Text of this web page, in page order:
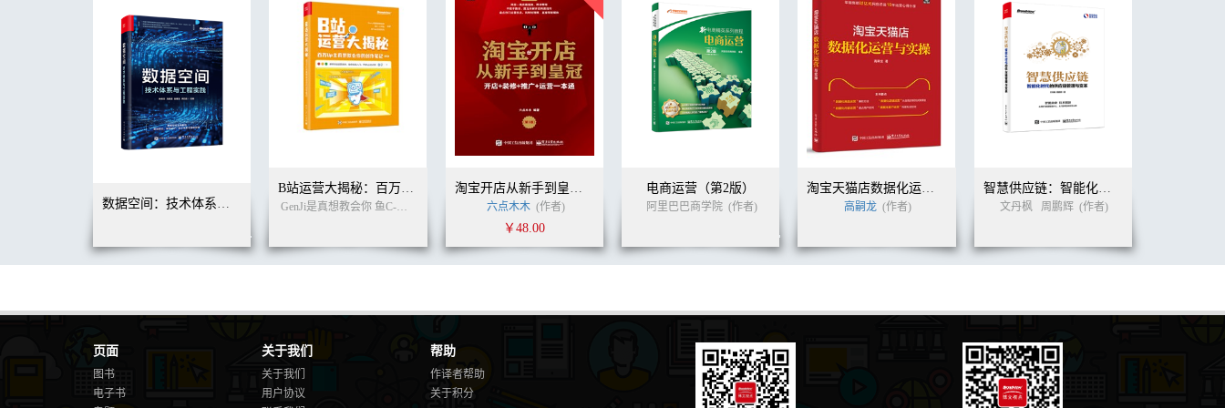
数据空间：技术体系与工程实践
B站运营大揭秘：百万Up主真想教会你的创作笔记
GenJi是真想教会你 鱼C-小甲鱼 阿Test正经比比 编著 (作者)
淘宝开店从新手到皇冠：开店+装修+推广+运营一本通（第3版）
六点木木 (作者)
￥48.00
电商运营（第2版）
阿里巴巴商学院 (作者)
淘宝天猫店数据化运营与实操
高嗣龙 (作者)
智慧供应链：智能化时代的供应链管理与变革
文丹枫 周鹏辉 (作者)
页面
图书
电子书
关于我们
关于我们
用户协议
帮助
作译者帮助
关于积分